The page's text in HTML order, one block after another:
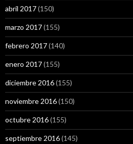
abril 2017(150)
marzo 2017(155)
febrero 2017(140)
enero 2017(155)
diciembre 2016(155)
noviembre 2016(150)
octubre 2016(155)
septiembre 2016(145)